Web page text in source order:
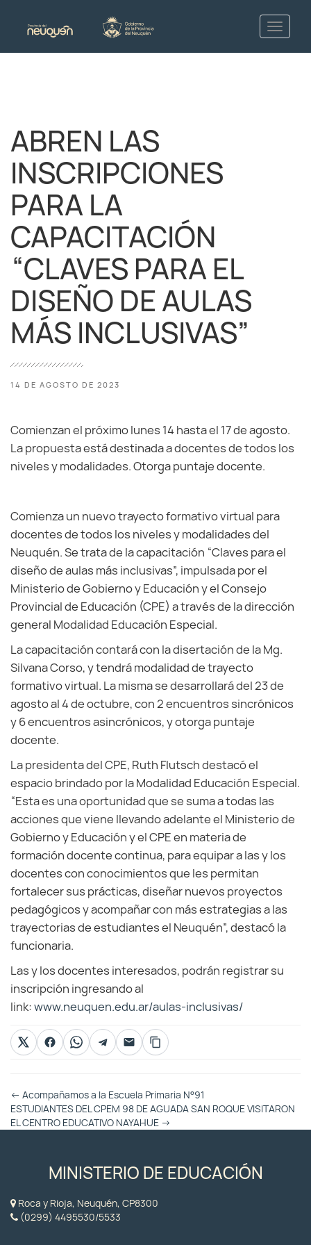
ABREN LAS
INSCRIPCIONES
PARA LA
CAPACITACIÓN
“CLAVES PARA EL
DISEÑO DE AULAS
MÁS INCLUSIVAS”
14 DE AGOSTO DE 2023
Comienzan el próximo lunes 14 hasta el 17 de agosto.
La propuesta está destinada a docentes de todos los
niveles y modalidades. Otorga puntaje docente.
Comienza un nuevo trayecto formativo virtual para
docentes de todos los niveles y modalidades del
Neuquén. Se trata de la capacitación “Claves para el
diseño de aulas más inclusivas”, impulsada por el
Ministerio de Gobierno y Educación y el Consejo
Provincial de Educación (CPE) a través de la dirección
general Modalidad Educación Especial.
La capacitación contará con la disertación de la Mg.
Silvana Corso, y tendrá modalidad de trayecto
formativo virtual. La misma se desarrollará del 23 de
agosto al 4 de octubre, con 2 encuentros sincrónicos
y 6 encuentros asincrónicos, y otorga puntaje
docente.
La presidenta del CPE, Ruth Flutsch destacó el
espacio brindado por la Modalidad Educación Especial.
“Esta es una oportunidad que se suma a todas las
acciones que viene llevando adelante el Ministerio de
Gobierno y Educación y el CPE en materia de
formación docente continua, para equipar a las y los
docentes con conocimientos que les permitan
fortalecer sus prácticas, diseñar nuevos proyectos
pedagógicos y acompañar con más estrategias a las
trayectorias de estudiantes el Neuquén”, destacó la
funcionaria.
Las y los docentes interesados, podrán registrar su
inscripción ingresando al
link:www.neuquen.edu.ar/aulas-inclusivas/
Otras
Entradas
← Acompañamos a la Escuela Primaria N°91
ESTUDIANTES DEL CPEM 98 DE AGUADA SAN ROQUE VISITARON
EL CENTRO EDUCATIVO NAYAHUE →
MINISTERIO DE EDUCACIÓN
Roca y Rioja, Neuquén, CP8300
(0299) 4495530/5533